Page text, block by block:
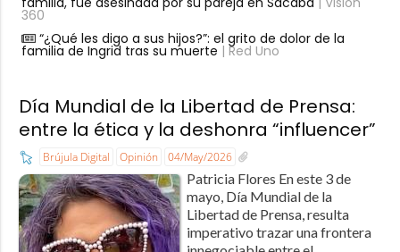
360
“¿Qué les digo a sus hijos?”: el grito de dolor de la
familia de Ingrid tras su muerte | Red Uno
Día Mundial de la Libertad de Prensa:
entre la ética y la deshonra “influencer”
Brújula Digital Opinión 04/May/2026
Patricia Flores En este 3 de
mayo, Día Mundial de la
Libertad de Prensa, resulta
imperativo trazar una frontera